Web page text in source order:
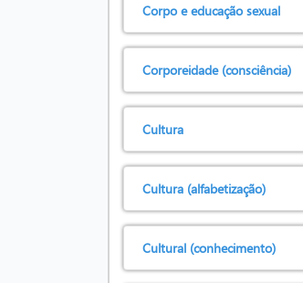
Corpo e educação sexual
Corporeidade (consciência)
Cultura
Cultura (alfabetização)
Cultural (conhecimento)